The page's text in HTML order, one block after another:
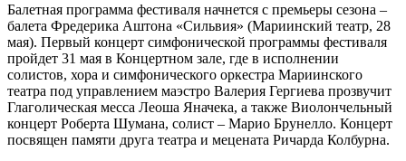
Балетная программа фестиваля начнется с премьеры сезона –
балета Фредерика Аштона «Сильвия» (Мариинский театр, 28
мая). Первый концерт симфонической программы фестиваля
пройдет 31 мая в Концертном зале, где в исполнении
солистов, хора и симфонического оркестра Мариинского
театра под управлением маэстро Валерия Гергиева прозвучит
Глаголическая месса Леоша Яначека, а также Виолончельный
концерт Роберта Шумана, солист – Марио Брунелло. Концерт
посвящен памяти друга театра и мецената Ричарда Колбурна.